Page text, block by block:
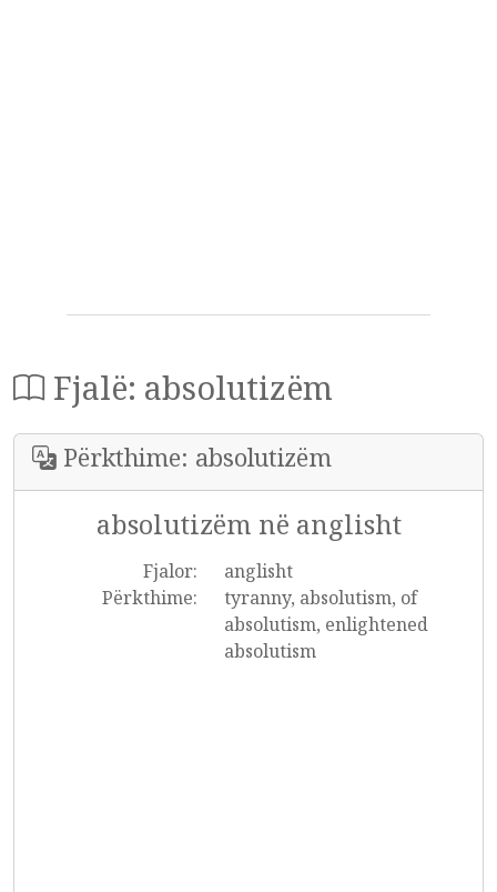
Fjalë: absolutizëm
Përkthime: absolutizëm
absolutizëm në anglisht
Fjalor:
anglisht
Përkthime:
tyranny, absolutism, of
absolutism, enlightened
absolutism